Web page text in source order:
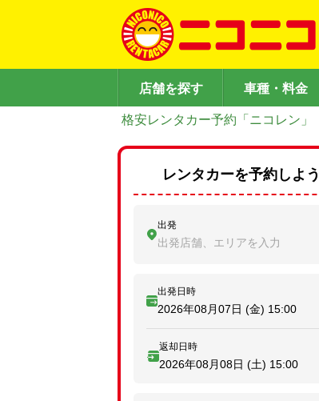
店舗を探す 車種・料金
格安レンタカー予約「ニコレン」
レンタカーを予約しよう
出発
出発店舗、エリアを入力
出発日時
2026年08月07日 (金) 15:00
返却日時
2026年08月08日 (土) 15:00